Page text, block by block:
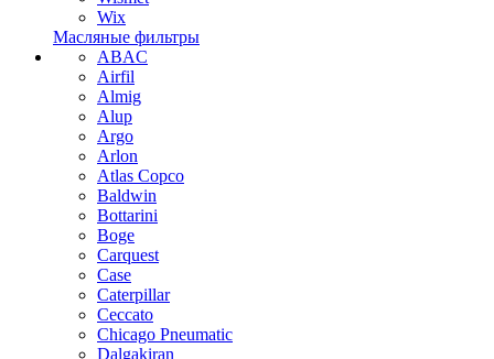
Wix
Масляные фильтры
ABAC
Airfil
Almig
Alup
Argo
Arlon
Atlas Copco
Baldwin
Bottarini
Boge
Carquest
Case
Caterpillar
Ceccato
Chicago Pneumatic
Dalgakiran